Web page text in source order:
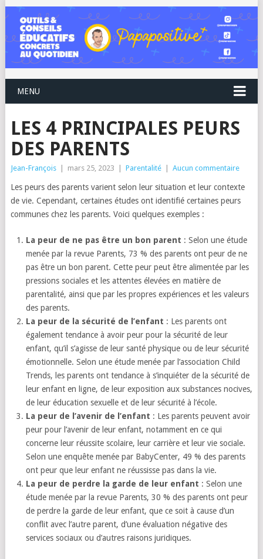
MENU
LES 4 PRINCIPALES PEURS
DES PARENTS
Jean-François mars 25, 2023 Parentalité Aucun commentaire
Les peurs des parents varient selon leur situation et leur contexte
de vie. Cependant, certaines études ont identifié certaines peurs
communes chez les parents. Voici quelques exemples :
La peur de ne pas être un bon parent : Selon une étude
menée par la revue Parents, 73 % des parents ont peur de ne
pas être un bon parent. Cette peur peut être alimentée par les
pressions sociales et les attentes élevées en matière de
parentalité, ainsi que par les propres expériences et les valeurs
des parents.
La peur de la sécurité de l’enfant : Les parents ont
également tendance à avoir peur pour la sécurité de leur
enfant, qu’il s’agisse de leur santé physique ou de leur sécurité
émotionnelle. Selon une étude menée par l’association Child
Trends, les parents ont tendance à s’inquiéter de la sécurité de
leur enfant en ligne, de leur exposition aux substances nocives,
de leur éducation sexuelle et de leur sécurité à l’école.
La peur de l’avenir de l’enfant : Les parents peuvent avoir
peur pour l’avenir de leur enfant, notamment en ce qui
concerne leur réussite scolaire, leur carrière et leur vie sociale.
Selon une enquête menée par BabyCenter, 49 % des parents
ont peur que leur enfant ne réussisse pas dans la vie.
La peur de perdre la garde de leur enfant : Selon une
étude menée par la revue Parents, 30 % des parents ont peur
de perdre la garde de leur enfant, que ce soit à cause d’un
conflit avec l’autre parent, d’une évaluation négative des
services sociaux ou d’autres raisons juridiques.